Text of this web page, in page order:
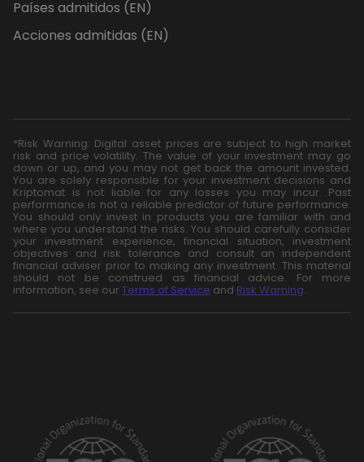
Países admitidos (EN)
Acciones admitidas (EN)
*Risk Warning: Digital asset prices are subject to high market
risk and price volatility. The value of your investment may go
down or up, and you may not get back the amount invested.
You are solely responsible for your investment decisions and
Kriptomat is not liable for any losses you may incur. Past
performance is not a reliable predictor of future performance.
You should only invest in products you are familiar with and
where you understand the risks. You should carefully consider
your investment experience, financial situation, investment
objectives and risk tolerance and consult an independent
financial adviser prior to making any investment. This material
should not be construed as financial advice. For more
information, see our Terms of Service and Risk Warning.